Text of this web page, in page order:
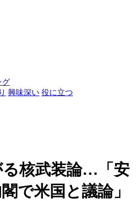
グ
興味深い 役に立つ
る核武装論…「安
で米国と議論」